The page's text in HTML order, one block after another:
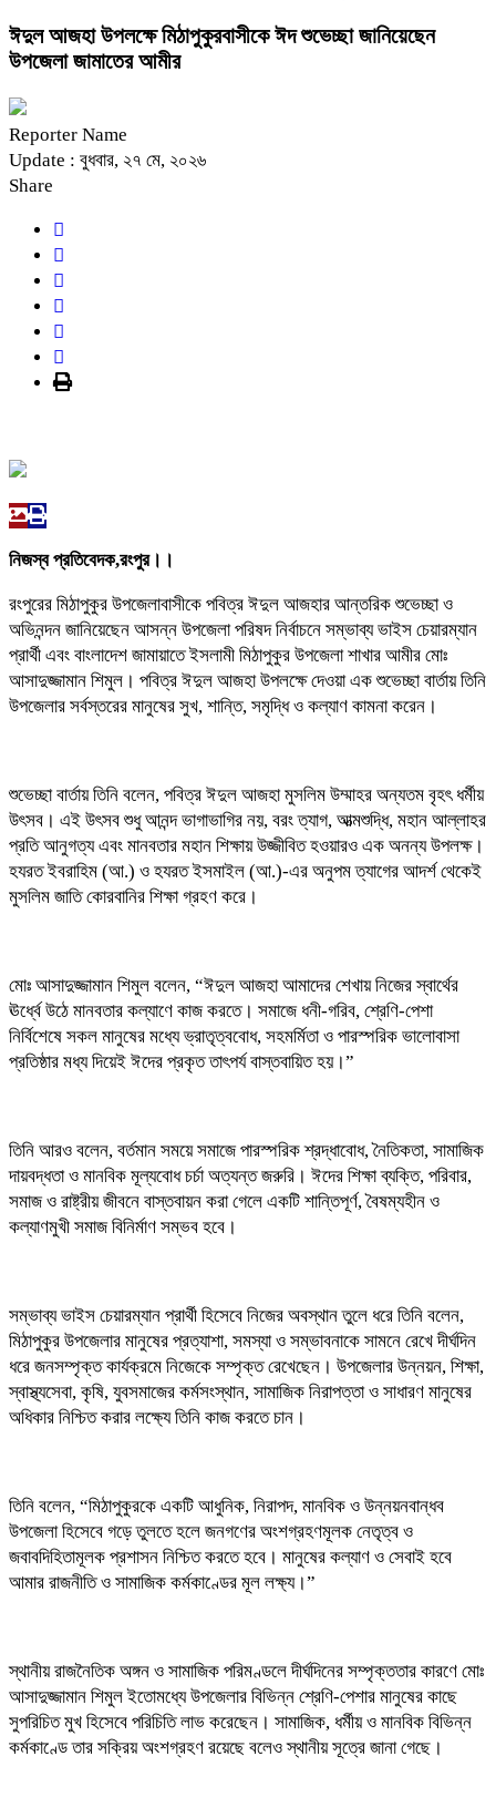
ঈদুল আজহা উপলক্ষে মিঠাপুকুরবাসীকে ঈদ শুভেচ্ছা জানিয়েছেন
উপজেলা জামাতের আমীর
Reporter Name
Update : বুধবার, ২৭ মে, ২০২৬
Share
নিজস্ব প্রতিবেদক,রংপুর।।
রংপুরের মিঠাপুকুর উপজেলাবাসীকে পবিত্র ঈদুল আজহার আন্তরিক শুভেচ্ছা ও
অভিনন্দন জানিয়েছেন আসন্ন উপজেলা পরিষদ নির্বাচনে সম্ভাব্য ভাইস চেয়ারম্যান
প্রার্থী এবং বাংলাদেশ জামায়াতে ইসলামী মিঠাপুকুর উপজেলা শাখার আমীর মোঃ
আসাদুজ্জামান শিমুল। পবিত্র ঈদুল আজহা উপলক্ষে দেওয়া এক শুভেচ্ছা বার্তায় তিনি
উপজেলার সর্বস্তরের মানুষের সুখ, শান্তি, সমৃদ্ধি ও কল্যাণ কামনা করেন।
শুভেচ্ছা বার্তায় তিনি বলেন, পবিত্র ঈদুল আজহা মুসলিম উম্মাহর অন্যতম বৃহৎ ধর্মীয়
উৎসব। এই উৎসব শুধু আনন্দ ভাগাভাগির নয়, বরং ত্যাগ, আত্মশুদ্ধি, মহান আল্লাহর
প্রতি আনুগত্য এবং মানবতার মহান শিক্ষায় উজ্জীবিত হওয়ারও এক অনন্য উপলক্ষ।
হযরত ইবরাহিম (আ.) ও হযরত ইসমাইল (আ.)-এর অনুপম ত্যাগের আদর্শ থেকেই
মুসলিম জাতি কোরবানির শিক্ষা গ্রহণ করে।
মোঃ আসাদুজ্জামান শিমুল বলেন, “ঈদুল আজহা আমাদের শেখায় নিজের স্বার্থের
ঊর্ধ্বে উঠে মানবতার কল্যাণে কাজ করতে। সমাজে ধনী-গরিব, শ্রেণি-পেশা
নির্বিশেষে সকল মানুষের মধ্যে ভ্রাতৃত্ববোধ, সহমর্মিতা ও পারস্পরিক ভালোবাসা
প্রতিষ্ঠার মধ্য দিয়েই ঈদের প্রকৃত তাৎপর্য বাস্তবায়িত হয়।”
তিনি আরও বলেন, বর্তমান সময়ে সমাজে পারস্পরিক শ্রদ্ধাবোধ, নৈতিকতা, সামাজিক
দায়বদ্ধতা ও মানবিক মূল্যবোধ চর্চা অত্যন্ত জরুরি। ঈদের শিক্ষা ব্যক্তি, পরিবার,
সমাজ ও রাষ্ট্রীয় জীবনে বাস্তবায়ন করা গেলে একটি শান্তিপূর্ণ, বৈষম্যহীন ও
কল্যাণমুখী সমাজ বিনির্মাণ সম্ভব হবে।
সম্ভাব্য ভাইস চেয়ারম্যান প্রার্থী হিসেবে নিজের অবস্থান তুলে ধরে তিনি বলেন,
মিঠাপুকুর উপজেলার মানুষের প্রত্যাশা, সমস্যা ও সম্ভাবনাকে সামনে রেখে দীর্ঘদিন
ধরে জনসম্পৃক্ত কার্যক্রমে নিজেকে সম্পৃক্ত রেখেছেন। উপজেলার উন্নয়ন, শিক্ষা,
স্বাস্থ্যসেবা, কৃষি, যুবসমাজের কর্মসংস্থান, সামাজিক নিরাপত্তা ও সাধারণ মানুষের
অধিকার নিশ্চিত করার লক্ষ্যে তিনি কাজ করতে চান।
তিনি বলেন, “মিঠাপুকুরকে একটি আধুনিক, নিরাপদ, মানবিক ও উন্নয়নবান্ধব
উপজেলা হিসেবে গড়ে তুলতে হলে জনগণের অংশগ্রহণমূলক নেতৃত্ব ও
জবাবদিহিতামূলক প্রশাসন নিশ্চিত করতে হবে। মানুষের কল্যাণ ও সেবাই হবে
আমার রাজনীতি ও সামাজিক কর্মকাণ্ডের মূল লক্ষ্য।”
স্থানীয় রাজনৈতিক অঙ্গন ও সামাজিক পরিমণ্ডলে দীর্ঘদিনের সম্পৃক্ততার কারণে মোঃ
আসাদুজ্জামান শিমুল ইতোমধ্যে উপজেলার বিভিন্ন শ্রেণি-পেশার মানুষের কাছে
সুপরিচিত মুখ হিসেবে পরিচিতি লাভ করেছেন। সামাজিক, ধর্মীয় ও মানবিক বিভিন্ন
কর্মকাণ্ডে তার সক্রিয় অংশগ্রহণ রয়েছে বলেও স্থানীয় সূত্রে জানা গেছে।